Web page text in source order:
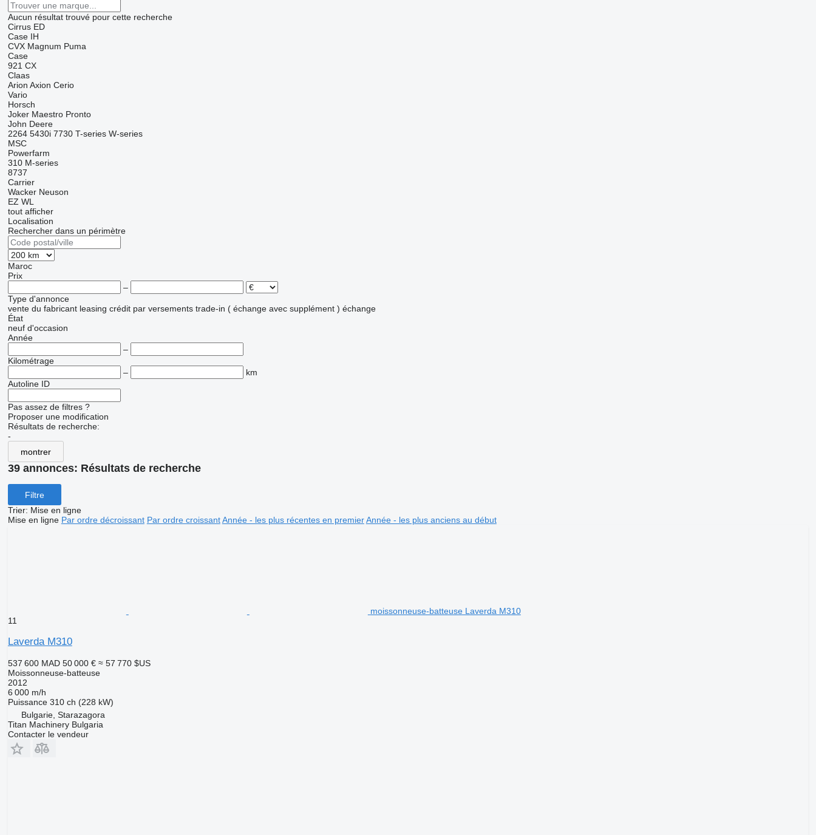
Aucun résultat trouvé pour cette recherche
Cirrus ED
Case IH
CVX Magnum Puma
Case
921 CX
Claas
Arion Axion Cerio
Vario
Horsch
Joker Maestro Pronto
John Deere
2264 5430i 7730 T-series W-series
MSC
Powerfarm
310 M-series
8737
Carrier
Wacker Neuson
EZ WL
tout afficher
Localisation
Rechercher dans un périmètre
Maroc
Prix
–
Type d'annonce
vente du fabricant leasing crédit par versements trade-in ( échange avec supplément ) échange
État
neuf d'occasion
Année
–
Kilométrage
–
km
Autoline ID
Pas assez de filtres ?
Proposer une modification
Résultats de recherche:
-
montrer
39 annonces: Résultats de recherche
Filtre
Trier: Mise en ligne
Mise en ligne Par ordre décroissant Par ordre croissant Année - les plus récentes en premier Année - les plus anciens au début
moissonneuse-batteuse Laverda M310
11
Laverda M310
537 600 MAD 50 000 € ≈ 57 770 $US
Moissonneuse-batteuse
2012
6 000 m/h
Puissance 310 ch (228 kW)
Bulgarie, Starazagora
Titan Machinery Bulgaria
Contacter le vendeur